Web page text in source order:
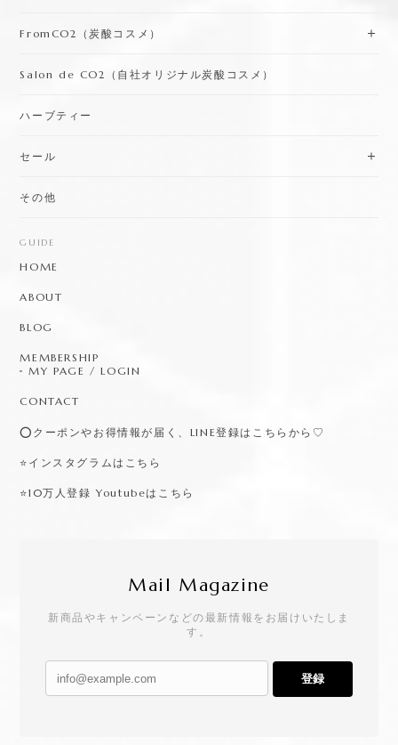
FromCO2（炭酸コスメ）
Salon de CO2（自社オリジナル炭酸コスメ）
ハーブティー
セール
その他
GUIDE
HOME
ABOUT
BLOG
MEMBERSHIP
MY PAGE / LOGIN
CONTACT
⭕️クーポンやお得情報が届く、LINE登録はこちらから♡
⭐️インスタグラムはこちら
⭐️10万人登録 Youtubeはこちら
Mail Magazine
新商品やキャンペーンなどの最新情報をお届けいたしま
す。
登録